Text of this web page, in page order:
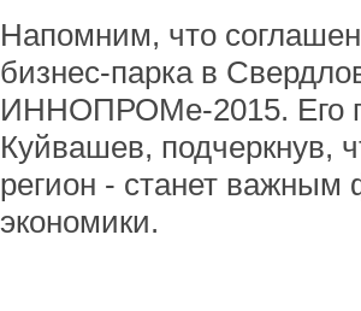
Напомним, что
бизнес-парка в
ИННОПРОМе-2015. Его
Куйвашев, подчеркнув,
регион - станет важным
экономики.